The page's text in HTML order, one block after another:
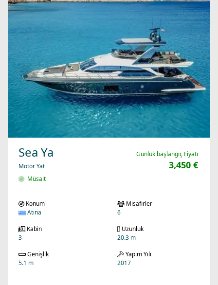
Sea Ya
Motor Yat
Müsait
Günlük başlangıç Fiyatı
3,450 €
Konum
Atina
Misafirler
6
Kabin
3
Uzunluk
20.3 m
Genişlik
5.1 m
Yapım Yılı
2017